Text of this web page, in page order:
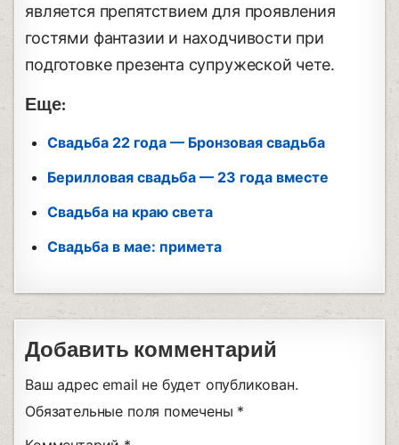
является препятствием для проявления
гостями фантазии и находчивости при
подготовке презента супружеской чете.
Еще:
Свадьба 22 года — Бронзовая свадьба
Берилловая свадьба — 23 года вместе
Свадьба на краю света
Свадьба в мае: примета
Добавить комментарий
Ваш адрес email не будет опубликован.
Обязательные поля помечены *